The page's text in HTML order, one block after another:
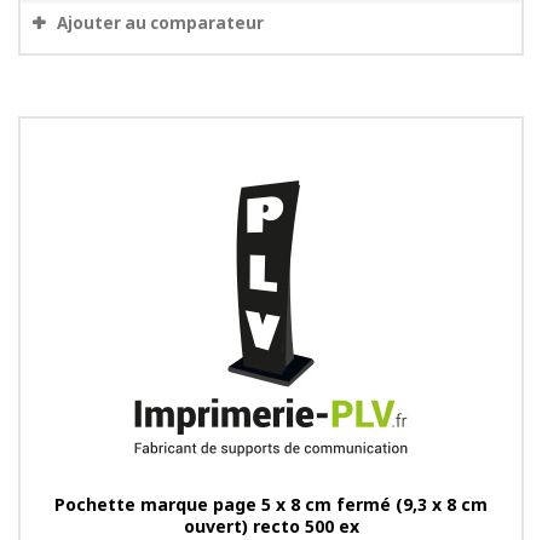
Ajouter au comparateur
Pochette marque page 5 x 8 cm fermé (9,3 x 8 cm
ouvert) recto 500 ex